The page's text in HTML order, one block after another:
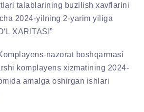
talablarining buzilish xavflarini
2024-yilning 2-yarim yiliga
XARITASI”
nazorat boshqarmasi
komplayens xizmatining 2024-
amalga oshirgan ishlari